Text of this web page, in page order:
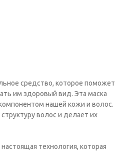
средство, которое поможет
им здоровый вид. Эта маска
нашей кожи и волос.
волос и делает их
технология, которая